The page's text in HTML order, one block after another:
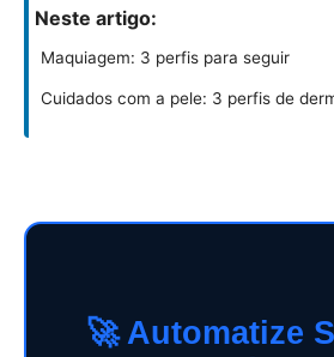
Neste artigo:
Maquiagem: 3 perfis para seguir
Cuidados com a pele: 3 perfis de
🚀 Automatize